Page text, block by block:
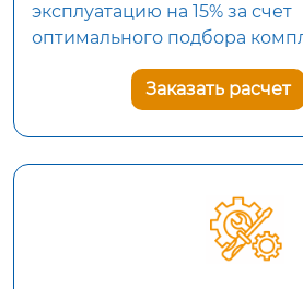
эксплуатацию на 15% за счет
оптимального подбора
Заказать расчет